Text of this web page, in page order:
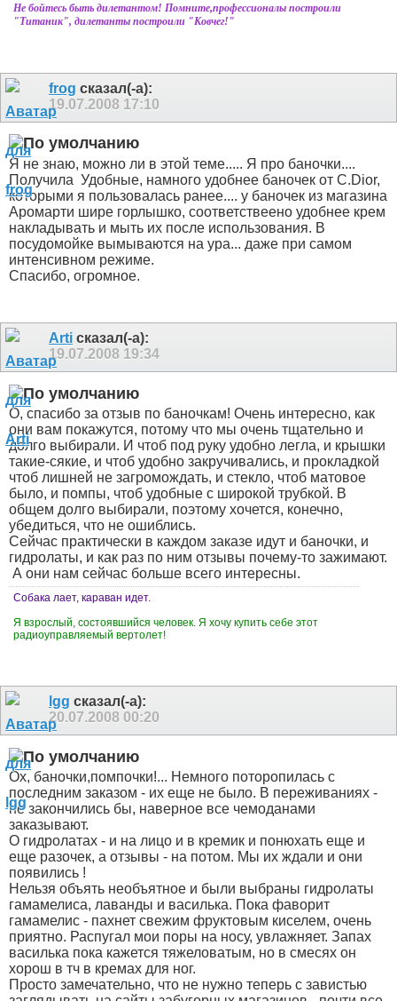
Не бойтесь быть дилетантом! Помните,профессионалы построили
"Титаник", дилетанты построили "Ковчег!"
frog сказал(-а):
19.07.2008 17:10
Я не знаю, можно ли в этой теме..... Я про баночки....
Получила Удобные, намного удобнее баночек от C.Dior,
которыми я пользовалась ранее.... у баночек из магазина
Аромарти шире горлышко, соответствеено удобнее крем
накладывать и мыть их после использования. В
посудомойке вымываются на ура... даже при самом
интенсивном режиме.
Спасибо, огромное.
Arti сказал(-а):
19.07.2008 19:34
О, спасибо за отзыв по баночкам! Очень интересно, как
они вам покажутся, потому что мы очень тщательно и
долго выбирали. И чтоб под руку удобно легла, и крышки
такие-сякие, и чтоб удобно закручивались, и прокладкой
чтоб лишней не загромождать, и стекло, чтоб матовое
было, и помпы, чтоб удобные с широкой трубкой. В
общем долго выбирали, поэтому хочется, конечно,
убедиться, что не ошиблись.
Сейчас практически в каждом заказе идут и баночки, и
гидролаты, и как раз по ним отзывы почему-то зажимают.
А они нам сейчас больше всего интересны.
Собака лает, караван идет.
Я взрослый, состоявшийся человек. Я хочу купить себе этот
радиоуправляемый вертолет!
lgg сказал(-а):
20.07.2008 00:20
Ох, баночки,помпочки!... Немного поторопилась с
последним заказом - их еще не было. В переживаниях -
не закончились бы, наверное все чемоданами
заказывают.
О гидролатах - и на лицо и в кремик и понюхать еще и
еще разочек, а отзывы - на потом. Мы их ждали и они
появились !
Нельзя объять необъятное и были выбраны гидролаты
гамамелиса, лаванды и василька. Пока фаворит
гамамелис - пахнет свежим фруктовым киселем, очень
приятно. Распугал мои поры на носу, увлажняет. Запах
василька пока кажется тяжеловатым, но в смесях он
хорош в тч в кремах для ног.
Просто замечательно, что не нужно теперь с завистью